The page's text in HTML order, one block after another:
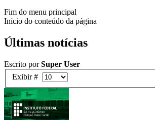
Fim do menu principal
Início do conteúdo da página
Últimas notícias
Escrito porSuper User
Exibir #